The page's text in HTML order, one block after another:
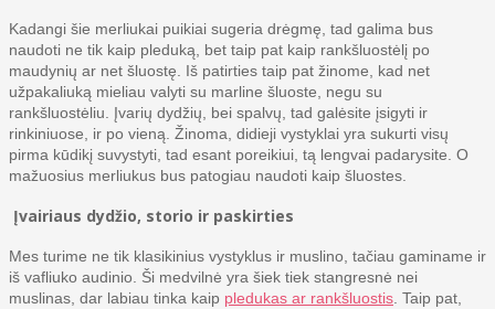
Kadangi šie merliukai puikiai sugeria drėgmę, tad galima bus
naudoti ne tik kaip pleduką, bet taip pat kaip rankšluostėlį po
maudynių ar net šluostę. Iš patirties taip pat žinome, kad net
užpakaliuką mieliau valyti su marline šluoste, negu su
rankšluostėliu. Įvarių dydžių, bei spalvų, tad galėsite įsigyti ir
rinkiniuose, ir po vieną. Žinoma, didieji vystyklai yra sukurti visų
pirma kūdikį suvystyti, tad esant poreikiui, tą lengvai padarysite. O
mažuosius merliukus bus patogiau naudoti kaip šluostes.
Įvairiaus dydžio, storio ir paskirties
Mes turime ne tik klasikinius vystyklus ir muslino, tačiau gaminame ir
iš vafliuko audinio. Ši medvilnė yra šiek tiek stangresnė nei
muslinas, dar labiau tinka kaip pledukas ar rankšluostis. Taip pat,